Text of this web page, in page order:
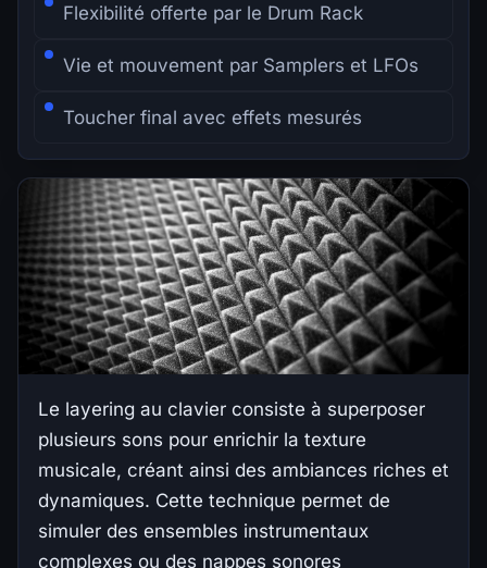
Flexibilité offerte par le Drum Rack
Vie et mouvement par Samplers et LFOs
Toucher final avec effets mesurés
Le layering au clavier consiste à superposer
plusieurs sons pour enrichir la texture
musicale, créant ainsi des ambiances riches et
dynamiques. Cette technique permet de
simuler des ensembles instrumentaux
complexes ou des nappes sonores